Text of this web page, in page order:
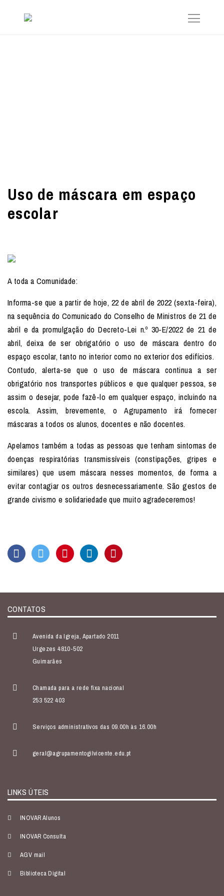
Uso de máscara em espaço
escolar
A toda a Comunidade:
Informa-se que a partir de hoje, 22 de abril de 2022 (sexta-feira),
na sequência do Comunicado do Conselho de Ministros de 21 de
abril e da promulgação do Decreto-Lei n.º 30-E/2022 de 21 de
abril, deixa de ser obrigatório o uso de máscara dentro do
espaço escolar, tanto no interior como no exterior dos edifícios.
Contudo, alerta-se que o uso de máscara continua a ser
obrigatório nos transportes públicos e que qualquer pessoa, se
assim o desejar, pode fazê-lo em qualquer espaço, incluindo na
escola. Assim, brevemente, o Agrupamento irá fornecer
máscaras a todos os alunos, docentes e não docentes.
Apelamos também a todas as pessoas que tenham sintomas de
doenças respiratórias transmissíveis (constipações, gripes e
similares) que usem máscara nesses momentos, de forma a
evitar contagiar os outros desnecessariamente. São gestos de
grande civismo e solidariedade que muito agradeceremos!
CONTATOS
Avenida da Igreja, Apartado 2011
Urgezes 4810-502
Guimarães
Chamada para a rede fixa nacional
253 522 403
Serviços administrativos das 09.00h às 16.00h
geral@agrupamentogilvicente.edu.pt
LINKS ÚTEIS
INOVAR Alunos
INOVAR Consulta
AGV mail
Biblioteca Digital